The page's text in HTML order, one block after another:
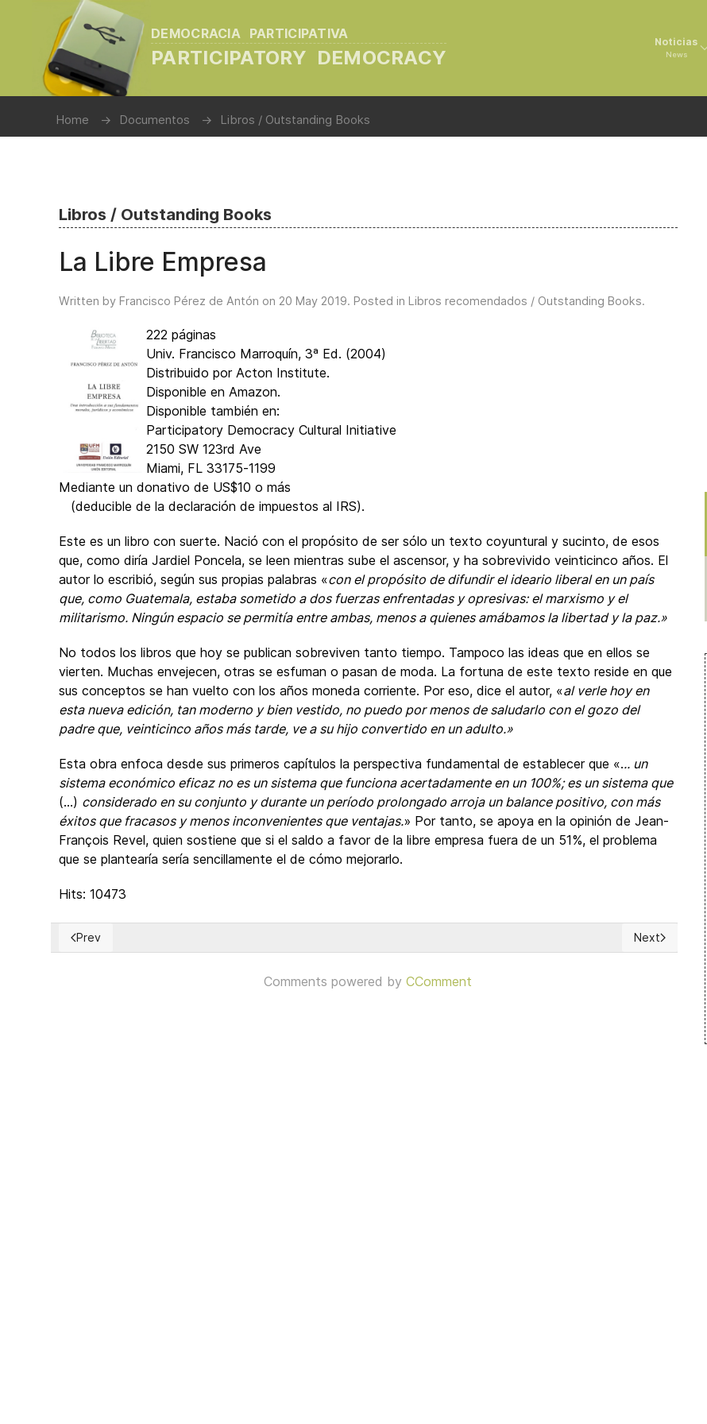
DEMOCRACIA PARTICIPATIVA
PARTICIPATORY DEMOCRACY
Noticias
News
Home Documentos Libros / Outstanding Books
Libros / Outstanding Books
La Libre Empresa
Written by Francisco Pérez de Antón on 20 May 2019. Posted in Libros recomendados / Outstanding Books.
222 páginas
Univ. Francisco Marroquín, 3ª Ed. (2004)
Distribuido por Acton Institute.
Disponible en Amazon.
Disponible también en:
Participatory Democracy Cultural Initiative
2150 SW 123rd Ave
Miami, FL 33175-1199
Mediante un donativo de US$10 o más
(deducible de la declaración de impuestos al IRS).
Este es un libro con suerte. Nació con el propósito de ser sólo un texto coyuntural y sucinto, de esos
que, como diría Jardiel Poncela, se leen mientras sube el ascensor, y ha sobrevivido veinticinco años. El
autor lo escribió, según sus propias palabras «con el propósito de difundir el ideario liberal en un país
que, como Guatemala, estaba sometido a dos fuerzas enfrentadas y opresivas: el marxismo y el
militarismo. Ningún espacio se permitía entre ambas, menos a quienes amábamos la libertad y la paz.»
No todos los libros que hoy se publican sobreviven tanto tiempo. Tampoco las ideas que en ellos se
vierten. Muchas envejecen, otras se esfuman o pasan de moda. La fortuna de este texto reside en que
sus conceptos se han vuelto con los años moneda corriente. Por eso, dice el autor, «al verle hoy en
esta nueva edición, tan moderno y bien vestido, no puedo por menos de saludarlo con el gozo del
padre que, veinticinco años más tarde, ve a su hijo convertido en un adulto.»
Esta obra enfoca desde sus primeros capítulos la perspectiva fundamental de establecer que «... un
sistema económico eficaz no es un sistema que funciona acertadamente en un 100%; es un sistema que
(...) considerado en su conjunto y durante un período prolongado arroja un balance positivo, con más
éxitos que fracasos y menos inconvenientes que ventajas.» Por tanto, se apoya en la opinión de Jean-
François Revel, quien sostiene que si el saldo a favor de la libre empresa fuera de un 51%, el problema
que se plantearía sería sencillamente el de cómo mejorarlo.
Hits: 10473
Previous article: No es Noche ni Día
Prev Next article:
Next
Comments powered byCComment